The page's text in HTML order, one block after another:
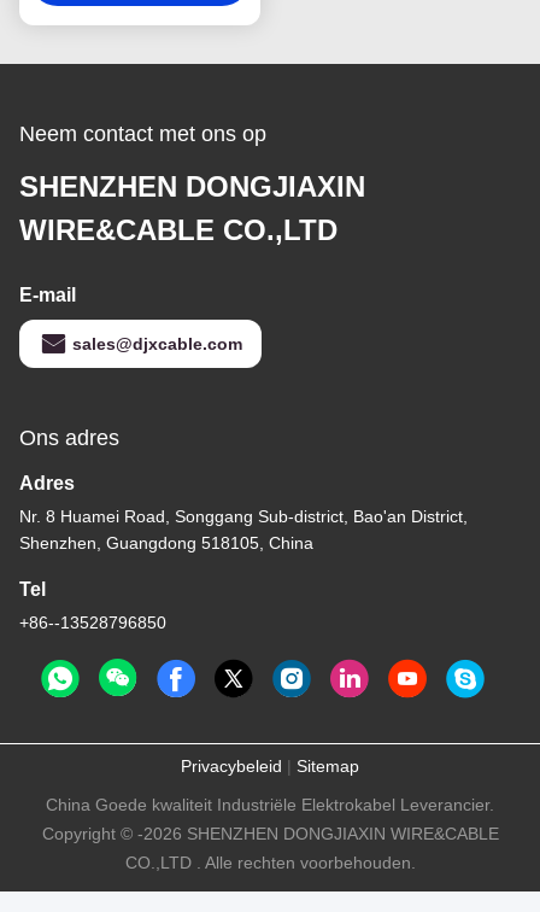
Neem contact met ons op
SHENZHEN DONGJIAXIN
WIRE&CABLE CO.,LTD
E-mail
sales@djxcable.com
Ons adres
Adres
Nr. 8 Huamei Road, Songgang Sub-district, Bao'an District,
Shenzhen, Guangdong 518105, China
Tel
+86--13528796850
Privacybeleid | Sitemap
China Goede kwaliteit Industriële Elektrokabel Leverancier.
Copyright © -2026 SHENZHEN DONGJIAXIN WIRE&CABLE
CO.,LTD . Alle rechten voorbehouden.